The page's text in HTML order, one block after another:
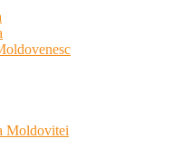
Moldovitei